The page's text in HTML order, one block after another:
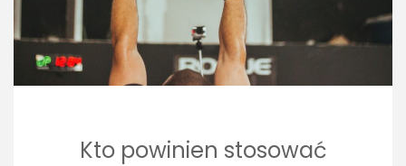
Kto powinien stosować